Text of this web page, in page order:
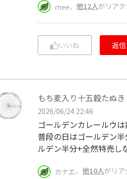
mee、 他12人がリア
いいね 返
もち麦入り十五穀たぬき
2026/06/24 22:46
ゴールデンカレールウは
普段の日はゴールデン
ルデン半分+全然特売し
カナエ、 他10人がリア